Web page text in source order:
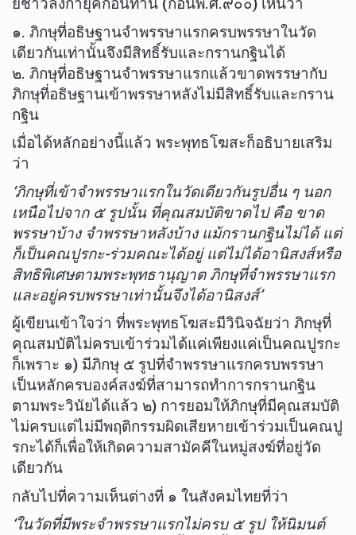
ย์ชาวลังกายุคก่อนท่าน (ก่อนพ.ศ.๙๐๐) เห็นว่า
๑. ภิกษุที่อธิษฐานจำพรรษาแรกครบพรรษาในวัด
เดียวกันเท่านั้นจึงมีสิทธิ์รับและกรานกฐินได้
๒. ภิกษุที่อธิษฐานจำพรรษาแรกแล้วขาดพรรษากับ
ภิกษุที่อธิษฐานเข้าพรรษาหลังไม่มีสิทธิ์รับและกราน
กฐิน
เมื่อได้หลักอย่างนี้แล้ว พระพุทธโฆสะก็อธิบายเสริม
ว่า
‘ภิกษุที่เข้าจำพรรษาแรกในวัดเดียวกันรูปอื่น ๆ นอก
เหนือไปจาก ๕ รูปนั้น ที่คุณสมบัติขาดไป คือ ขาด
พรรษาบ้าง จำพรรษาหลังบ้าง แม้กรานกฐินไม่ได้ แต่
ก็เป็นคณปูรกะ-ร่วมคณะได้อยู่ แต่ไม่ได้อานิสงส์หรือ
สิทธิพิเศษตามพระพุทธานุญาต ภิกษุที่จำพรรษาแรก
และอยู่ครบพรรษาเท่านั้นจึงได้อานิสงส์’
ผู้เขียนเข้าใจว่า ที่พระพุทธโฆสะมีวินิจฉัยว่า ภิกษุที่
คุณสมบัติไม่ครบเข้าร่วมได้แค่เพียงแค่เป็นคณปูรกะ
ก็เพราะ ๑) มีภิกษุ ๕ รูปที่จำพรรษาแรกครบพรรษา
เป็นหลักครบองค์สงฆ์ที่สามารถทำการกรานกฐิน
ตามพระวินัยได้แล้ว ๒) การยอมให้ภิกษุที่มีคุณสมบัติ
ไม่ครบแต่ไม่มีพฤติกรรมผิดเสียหายเข้าร่วมเป็นคณปู
รกะได้ก็เพื่อให้เกิดความสามัคคีในหมู่สงฆ์ที่อยู่วัด
เดียวกัน
กลับไปที่ความเห็นต่างที่ ๑ ในสังคมไทยที่ว่า
‘ในวัดที่มีพระจำพรรษาแรกไม่ครบ ๕ รูป ให้นิมนต์